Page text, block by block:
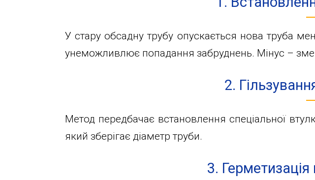
глибин
Новини
Відгуки
Окружна,
У стару обсадну трубу опускається нова труба
унеможливлює попадання забруднень. Мінус –
2.
Метод передбачає встановлення спеціальної
який зберігає діаметр труби.
3.